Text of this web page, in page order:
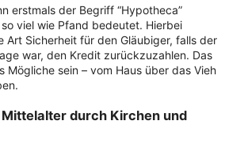
erstmals der Begriff “Hypotheca”
viel wie Pfand bedeutet. Hierbei
Art Sicherheit für den Gläubiger, falls der
war, den Kredit zurückzuzahlen. Das
Mögliche sein – vom Haus über das Vieh
durch Kirchen und